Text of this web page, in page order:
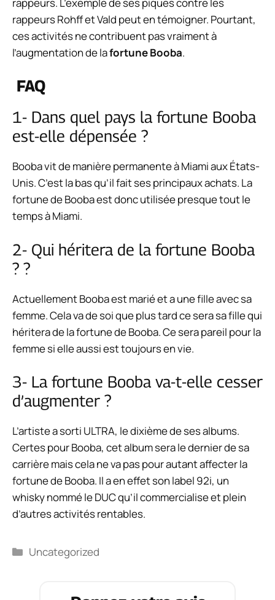
rappeurs Rohff et Vald peut en témoigner. Pourtant,
ces activités ne contribuent pas vraiment à
l’augmentation de lafortune Booba.
FAQ
1- Dans quel pays la fortune Booba
est-elle dépensée ?
Booba vit de manière permanente à Miami aux États-
Unis. C’est la bas qu’il fait ses principaux achats. La
fortune de Booba est donc utilisée presque tout le
temps à Miami.
2- Qui héritera de la fortune Booba
? ?
Actuellement Booba est marié et a une fille avec sa
femme. Cela va de soi que plus tard ce sera sa fille qui
héritera de la fortune de Booba. Ce sera pareil pour la
femme si elle aussi est toujours en vie.
3- La fortune Booba va-t-elle cesser
d’augmenter ?
L’artiste a sorti ULTRA, le dixième de ses albums.
Certes pour Booba, cet album sera le dernier de sa
carrière mais cela ne va pas pour autant affecter la
fortune de Booba. Il a en effet son label 92i, un
whisky nommé le DUC qu’il commercialise et plein
d’autres activités rentables.
Catégories
Uncategorized